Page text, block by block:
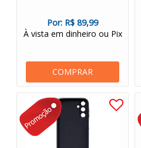
Por: R$ 89,99
À vista em dinheiro ou Pix
COMPRAR